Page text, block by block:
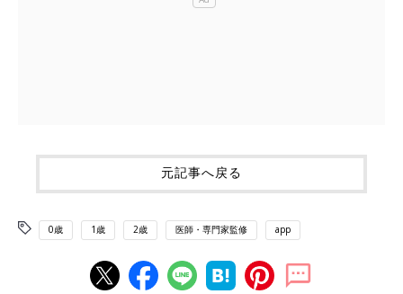
元記事へ戻る
0歳 1歳 2歳 医師・専門家監修 app